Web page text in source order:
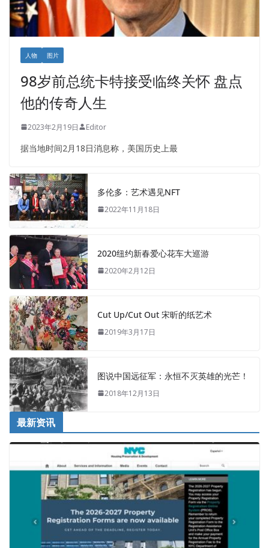
人物 图片
98岁前总统卡特接受临终关怀 盘点
他的传奇人生
2023年2月19日 Editor
据当地时间2月18日消息称，美国历史上最
多伦多：艺术遇见NFT
2022年11月18日
2020纽约新春爱心花车大巡游
2020年2月12日
Cut Up/Cut Out 宋昕的纸艺术
2019年3月17日
图说中国远征军：永恒不灭英雄的光芒！
2018年12月13日
最新资讯